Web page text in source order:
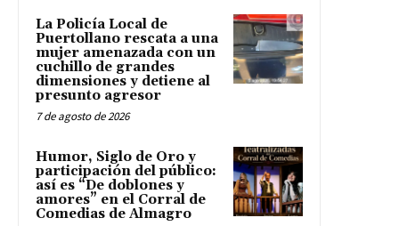
La Policía Local de
Puertollano rescata a una
mujer amenazada con un
cuchillo de grandes
dimensiones y detiene al
presunto agresor
7 de agosto de 2026
Humor, Siglo de Oro y
participación del público:
así es “De doblones y
amores” en el Corral de
Comedias de Almagro